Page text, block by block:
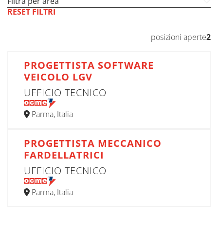
Filtra per area
RESET FILTRI
posizioni aperte2
PROGETTISTA SOFTWARE
VEICOLO LGV
UFFICIO TECNICO
Parma, Italia
PROGETTISTA MECCANICO
FARDELLATRICI
UFFICIO TECNICO
Parma, Italia